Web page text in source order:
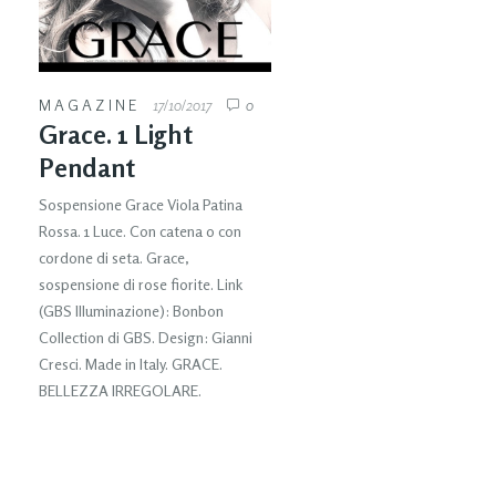
MAGAZINE 17/10/2017 0
Grace. 1 Light
Pendant
Sospensione Grace Viola Patina
Rossa. 1 Luce. Con catena o con
cordone di seta. Grace,
sospensione di rose fiorite. Link
(GBS Illuminazione): Bonbon
Collection di GBS. Design: Gianni
Cresci. Made in Italy. GRACE.
BELLEZZA IRREGOLARE.